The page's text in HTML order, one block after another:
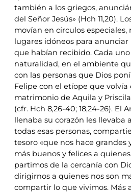
también a los griegos,
del Señor Jesús» (Hch 11,20).
movían en círculos especiales,
lugares idóneos para
que habían recibido. Cada
naturalidad, en el ambiente
con las personas que Dios
Felipe con el etíope que volvía
matrimonio de Aquila y
(cfr. Hch 8,26-40; 18,24-26). El
llenaba su corazón les llevaba
todas esas personas,
tesoro «que nos hace grandes
más buenos y felices a quienes
partimos de la cercanía con
dirigirnos a quienes nos son
compartir lo que vivimos. Más